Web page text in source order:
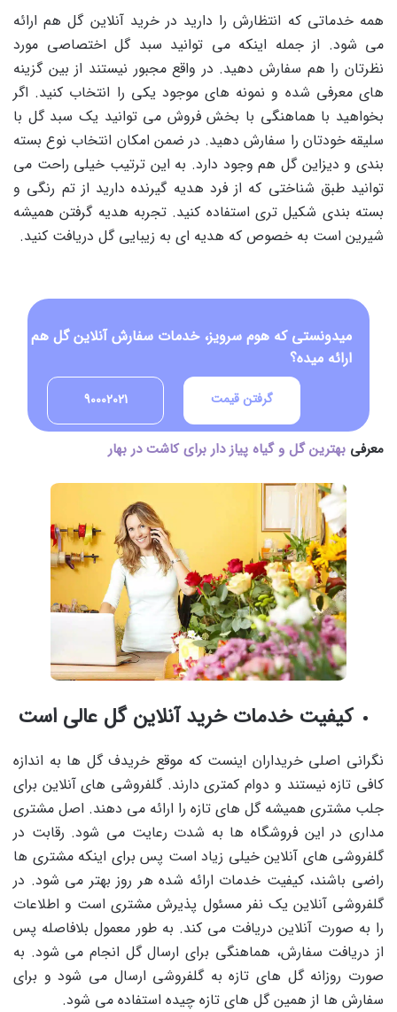
همه خدماتی که انتظارش را دارید در خرید آنلاین گل هم ارائه
می شود. از جمله اینکه می توانید سبد گل اختصاصی مورد
نظرتان را هم سفارش دهید. در واقع مجبور نیستند از بین گزینه
های معرفی شده و نمونه های موجود یکی را انتخاب کنید. اگر
بخواهید با هماهنگی با بخش فروش می توانید یک سبد گل با
سلیقه خودتان را سفارش دهید. در ضمن امکان انتخاب نوع بسته
بندی و دیزاین گل هم وجود دارد. به این ترتیب خیلی راحت می
توانید طبق شناختی که از فرد هدیه گیرنده دارید از تم رنگی و
بسته بندی شکیل تری استفاده کنید. تجربه هدیه گرفتن همیشه
شیرین است به خصوص که هدیه ای به زیبایی گل دریافت کنید.
میدونستی که هوم سرویز، خدمات سفارش آنلاین گل هم
ارائه میده؟
90002021 گرفتن قیمت
معرفی بهترین گل و گیاه پیاز دار برای کاشت در بهار
کیفیت خدمات خرید آنلاین گل عالی است
نگرانی اصلی خریداران اینست که موقع خریدف گل ها به اندازه
کافی تازه نیستند و دوام کمتری دارند. گلفروشی های آنلاین برای
جلب مشتری همیشه گل های تازه را ارائه می دهند. اصل مشتری
مداری در این فروشگاه ها به شدت رعایت می شود. رقابت در
گلفروشی های آنلاین خیلی زیاد است پس برای اینکه مشتری ها
راضی باشند، کیفیت خدمات ارائه شده هر روز بهتر می شود. در
گلفروشی آنلاین یک نفر مسئول پذیرش مشتری است و اطلاعات
را به صورت آنلاین دریافت می کند. به طور معمول بلافاصله پس
از دریافت سفارش، هماهنگی برای ارسال گل انجام می شود. به
صورت روزانه گل های تازه به گلفروشی ارسال می شود و برای
سفارش ها از همین گل های تازه چیده استفاده می شود.